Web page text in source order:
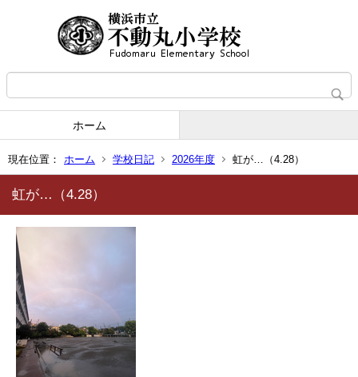
ホーム
現在位置： ホーム 学校日記 2026年度 虹が…（4.28）
虹が…（4.28）